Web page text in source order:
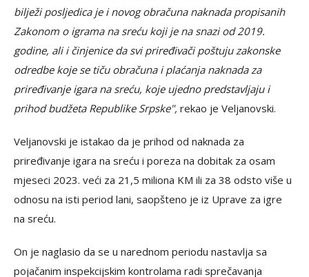
bilježi posljedica je i novog obračuna naknada propisanih
Zakonom o igrama na sreću koji je na snazi od 2019.
godine, ali i činjenice da svi priređivači poštuju zakonske
odredbe koje se tiču obračuna i plaćanja naknada za
priređivanje igara na sreću, koje ujedno predstavljaju i
prihod budžeta Republike Srpske", rekao je Veljanovski.
Veljanovski je istakao da je prihod od naknada za
priređivanje igara na sreću i poreza na dobitak za osam
mjeseci 2023. veći za 21,5 miliona KM ili za 38 odsto više u
odnosu na isti period lani, saopšteno je iz Uprave za igre
na sreću.
On je naglasio da se u narednom periodu nastavlja sa
pojačanim inspekcijskim kontrolama radi sprečavanja